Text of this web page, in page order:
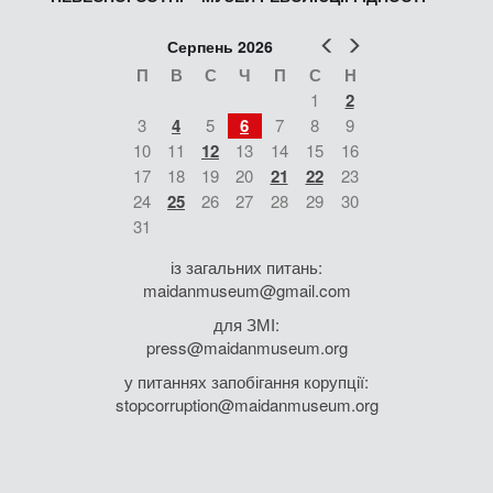
Попер
Серпень 2026
П В С Ч П С Н
1 2
3 4 5 6 7 8
9
10
11 12 13 14 15
16
17
18 19 20 21 22
23
24
25 26 27 28 29
30
31
із загальних питань:
maidanmuseum@gmail.com
для ЗМІ:
press@maidanmuseum.org
у питаннях запобігання корупції:
stopcorruption@maidanmuseum.org